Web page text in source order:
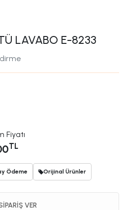
LAVABO E-8233
Fiyatı
TL
Ödeme Orijinal Ürünler
VER